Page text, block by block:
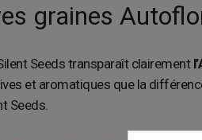
graines
Seeds transparaît clairement
et aromatiques que la
Seeds.